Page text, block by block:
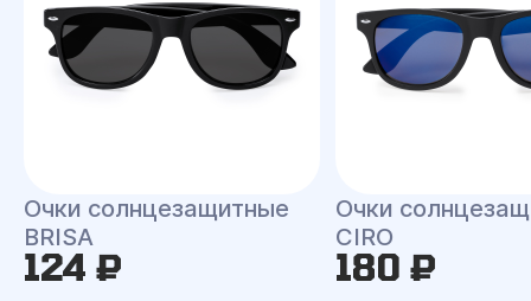
Очки солнцезащитные
BRISA
124 ₽
Очки
CIRO
180 ₽